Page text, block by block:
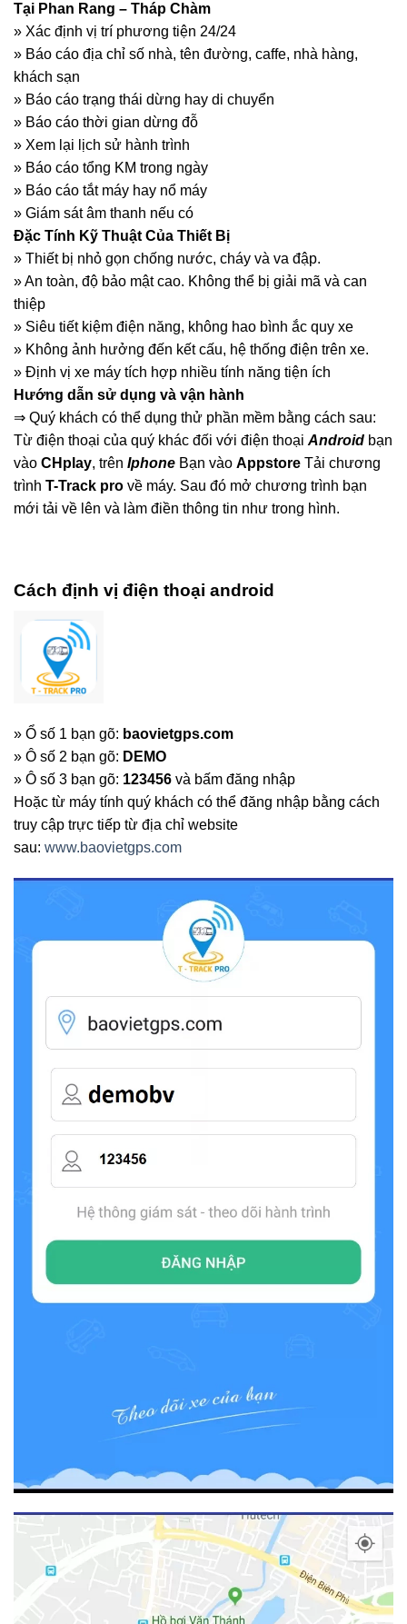
Tại Phan Rang – Tháp Chàm
» Xác định vị trí phương tiện 24/24
» Báo cáo địa chỉ số nhà, tên đường, caffe, nhà hàng,
khách sạn
» Báo cáo trạng thái dừng hay di chuyển
» Báo cáo thời gian dừng đỗ
» Xem lại lịch sử hành trình
» Báo cáo tổng KM trong ngày
» Báo cáo tắt máy hay nổ máy
» Giám sát âm thanh nếu có
Đặc Tính Kỹ Thuật Của Thiết Bị
» Thiết bị nhỏ gọn chống nước, cháy và va đập.
» An toàn, độ bảo mật cao. Không thể bị giải mã và can
thiệp
» Siêu tiết kiệm điện năng, không hao bình ắc quy xe
» Không ảnh hưởng đến kết cấu, hệ thống điện trên xe.
» Định vị xe máy tích hợp nhiều tính năng tiện ích
Hướng dẫn sử dụng và vận hành
⇒ Quý khách có thể dụng thử phần mềm bằng cách sau:
Từ điện thoại của quý khác đối với điện thoại Android bạn
vào CHplay, trên Iphone Bạn vào Appstore Tải chương
trình T-Track pro về máy. Sau đó mở chương trình bạn
mới tải về lên và làm điền thông tin như trong hình.
Cách định vị điện thoại android
» Ổ số 1 bạn gõ: baovietgps.com
» Ô số 2 bạn gõ: DEMO
» Ô số 3 bạn gõ: 123456 và bấm đăng nhập
Hoặc từ máy tính quý khách có thể đăng nhập bằng cách
truy cập trực tiếp từ địa chỉ website
sau: www.baovietgps.com